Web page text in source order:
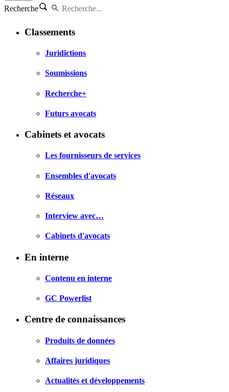
Recherche
Classements
Juridictions
Soumissions
Recherche+
Futurs avocats
Cabinets et avocats
Les fournisseurs de services
Ensembles d'avocats
Réseaux
Interview avec…
Cabinets d'avocats
En interne
Contenu en interne
GC Powerlist
Centre de connaissances
Produits de données
Affaires juridiques
Actualités et développements